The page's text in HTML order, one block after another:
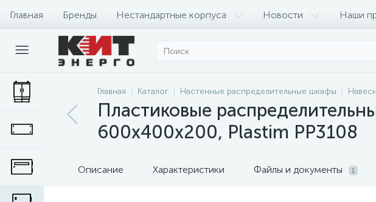
Главная Бренды Нестандартные корпуса Новости Наши
Главная Каталог Настенные распределительные шкафы
Пластиковые
600x400x200, Plastim PP3108
Описание Характеристики Файлы и документы 1